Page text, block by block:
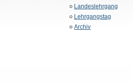
Landeslehrgang
Lehrgangstag
Archiv